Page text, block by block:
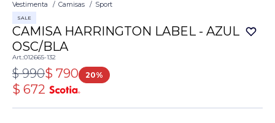
Vestimenta Camisas Sport
SALE
CAMISA HARRINGTON LABEL - AZUL
OSC/BLA
012665-132
$ 790
$ 990 20
$ 672